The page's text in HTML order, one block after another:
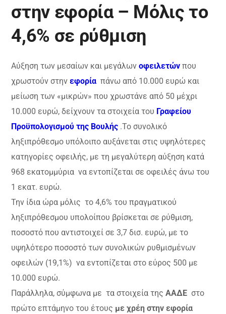
στην εφορία – Mόλις το
4,6% σε ρύθμιση
Αύξηση των μεσαίων και μεγάλωνοφειλετώνπου
χρωστούν στηνεφορίαπάνω από 10.000 ευρώ και
μείωση των «μικρών» που χρωστάνε από 50 μέχρι
10.000 ευρώ, δείχνουν τα στοιχεία του Γραφείου
Προϋπολογισμού της Βουλής .Το συνολικό
ληξιπρόθεσμο υπόλοιπο αυξάνεται στις υψηλότερες
κατηγορίες οφειλής, με τη μεγαλύτερη αύξηση κατά
968 εκατομμύρια να εντοπίζεται σε οφειλές άνω του
1 εκατ. ευρώ.
Την ίδια ώρα μόλις το 4,6% του πραγματικού
ληξιπρόθεσμου υπολοίπου βρίσκεται σε ρύθμιση,
ποσοστό που αντιστοιχεί σε 3,7 δισ. ευρώ, με το
υψηλότερο ποσοστό των συνολικών ρυθμισμένων
οφειλών (19,1%) να εντοπίζεται στο εύρος 500 με
10.000 ευρώ.
Παράλληλα, σύμφωνα με τα στοιχεία τηςΑΑΔΕστο
πρώτο επτάμηνο του έτους με χρέη στην εφορία